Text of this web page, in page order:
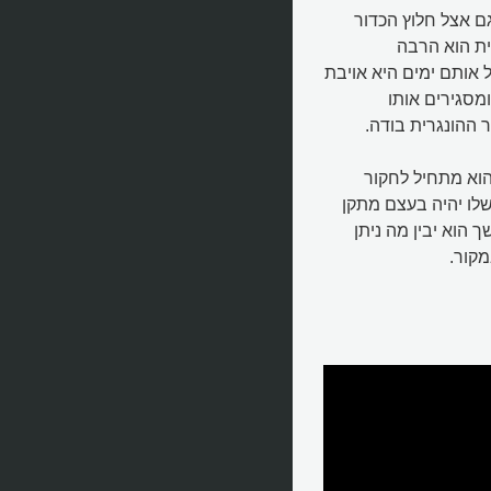
אצל חלוץ הכדור
הוא הרבה
ימים היא אויבת
אותו
ההונגרית בודה.
מתחיל לחקור
יהיה בעצם מתקן
הוא יבין מה ניתן